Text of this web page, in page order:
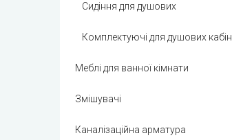
Сидіння для душових
Комплектуючі для душових кабін
Меблі для ванної кімнати
Змішувачі
Каналізаційна арматура